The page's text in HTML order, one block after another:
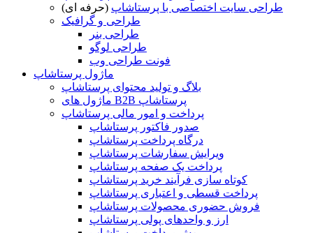
طراحی سایت اختصاصی با پرستاشاپ (حرفه ای)
طراحی و گرافیک
طراحی بنر
طراحی لوگو
فونت طراحی وب
ماژول پرستاشاپ
بلاگ و تولید محتوای پرستاشاپ
ماژول های B2B پرستاشاپ
پرداخت و امور مالی پرستاشاپ
صدور فاکتور پرستاشاپ
درگاه پرداخت پرستاشاپ
ویرایش سفارشات پرستاشاپ
پرداخت یک صفحه پرستاشاپ
کوتاه سازی فرآیند خرید پرستاشاپ
پرداخت قسطی و اعتباری پرستاشاپ
فروش حضوری محصولات پرستاشاپ
ارز و واحدهای پولی پرستاشاپ